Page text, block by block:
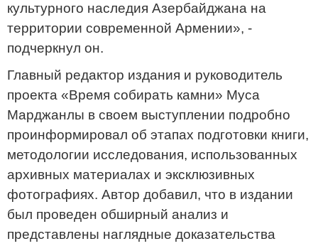
культурного наследия Азербайджана на
территории современной Армении», -
подчеркнул он.
Главный редактор издания и руководитель
проекта «Время собирать камни» Муса
Марджанлы в своем выступлении подробно
проинформировал об этапах подготовки книги,
методологии исследования, использованных
архивных материалах и эксклюзивных
фотографиях. Автор добавил, что в издании
был проведен обширный анализ и
представлены наглядные доказательства